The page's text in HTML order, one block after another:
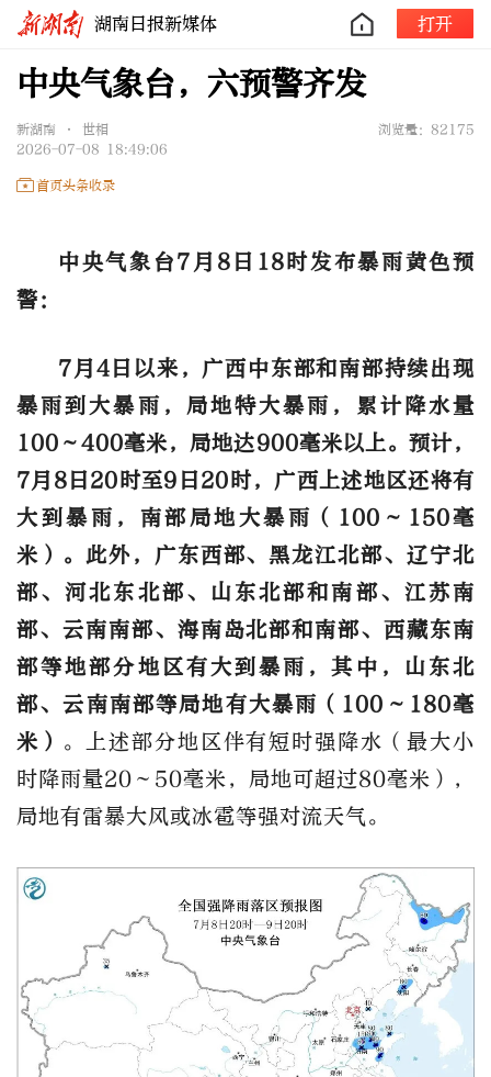
湖南日报新媒体 打开
中央气象台，六预警齐发
新湖南 • 世相
浏览量：82175
2026-07-08 18:49:06
首页头条收录
中央气象台7月8日18时发布暴雨黄色预
警：
7月4日以来，广西中东部和南部持续出现
暴雨到大暴雨，局地特大暴雨，累计降水量
100～400毫米，局地达900毫米以上。预计，
7月8日20时至9日20时，广西上述地区还将有
大到暴雨，南部局地大暴雨（100～150毫
米）。此外，广东西部、黑龙江北部、辽宁北
部、河北东北部、山东北部和南部、江苏南
部、云南南部、海南岛北部和南部、西藏东南
部等地部分地区有大到暴雨，其中，山东北
部、云南南部等局地有大暴雨（100～180毫
米） 。上述部分地区伴有短时强降水（最大小
时降雨量20～50毫米，局地可超过80毫米），
局地有雷暴大风或冰雹等强对流天气。